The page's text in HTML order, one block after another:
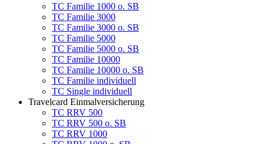
TC Familie 1000 o. SB
TC Familie 3000
TC Familie 3000 o. SB
TC Familie 5000
TC Familie 5000 o. SB
TC Familie 10000
TC Familie 10000 o. SB
TC Familie individuell
TC Single individuell
Travelcard Einmalversicherung
TC RRV 500
TC RRV 500 o. SB
TC RRV 1000